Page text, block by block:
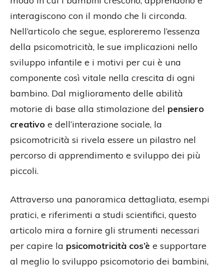
interagiscono con il mondo che li circonda.
Nell’articolo che segue, esploreremo l’essenza
della psicomotricità, le sue implicazioni nello
sviluppo infantile e i motivi per cui è una
componente così vitale nella crescita di ogni
bambino. Dal miglioramento delle abilità
motorie di base alla stimolazione del pensiero
creativo e dell’interazione sociale, la
psicomotricità si rivela essere un pilastro nel
percorso di apprendimento e sviluppo dei più
piccoli.
Attraverso una panoramica dettagliata, esempi
pratici, e riferimenti a studi scientifici, questo
articolo mira a fornire gli strumenti necessari
per capire la psicomotricità cos’è e supportare
al meglio lo sviluppo psicomotorio dei bambini,